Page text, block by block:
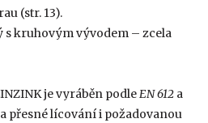
(str. 13).
kruhovým vývodem – zcela
je vyráběn podle EN 612 a
přesné lícování i požadovanou